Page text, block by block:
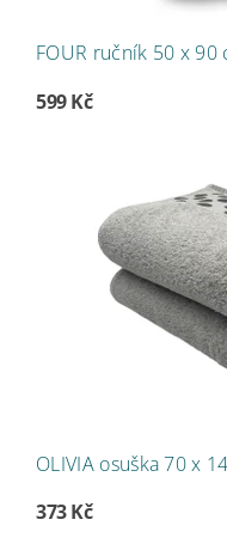
FOUR ručník 50 x 90
599 Kč
OLIVIA osuška 70 x
373 Kč